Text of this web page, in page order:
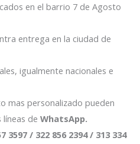
en el barrio 7 de Agosto
entrega en la ciudad de
igualmente nacionales e
mas personalizado pueden
líneas deWhatsApp.
3597 / 322 856 2394 / 313 334